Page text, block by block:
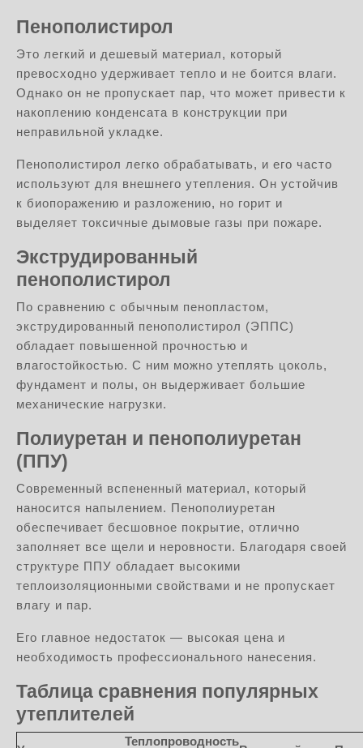
Пенополистирол
Это легкий и дешевый материал, который
превосходно удерживает тепло и не боится влаги.
Однако он не пропускает пар, что может привести к
накоплению конденсата в конструкции при
неправильной укладке.
Пенополистирол легко обрабатывать, и его часто
используют для внешнего утепления. Он устойчив
к биопоражению и разложению, но горит и
выделяет токсичные дымовые газы при пожаре.
Экструдированный
пенополистирол
По сравнению с обычным пенопластом,
экструдированный пенополистирол (ЭППС)
обладает повышенной прочностью и
влагостойкостью. С ним можно утеплять цоколь,
фундамент и полы, он выдерживает большие
механические нагрузки.
Полиуретан и пенополиуретан
(ППУ)
Современный вспененный материал, который
наносится напылением. Пенополиуретан
обеспечивает бесшовное покрытие, отлично
заполняет все щели и неровности. Благодаря своей
структуре ППУ обладает высокими
теплоизоляционными свойствами и не пропускает
влагу и пар.
Его главное недостаток — высокая цена и
необходимость профессионального нанесения.
Таблица сравнения популярных
утеплителей
Теплопроводность